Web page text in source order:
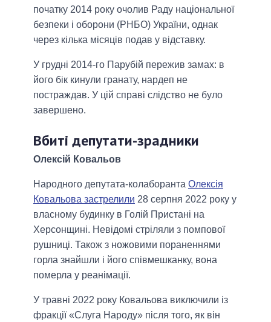
початку 2014 року очолив Раду національної
безпеки і оборони (РНБО) України, однак
через кілька місяців подав у відставку.
У грудні 2014-го Парубій пережив замах: в
його бік кинули гранату, нардеп не
постраждав. У цій справі слідство не було
завершено.
Вбиті депутати-зрадники
Олексій Ковальов
Народного депутата-колаборанта Олексія
Ковальова застрелили 28 серпня 2022 року у
власному будинку в Голій Пристані на
Херсонщині. Невідомі стріляли з помпової
рушниці. Також з ножовими пораненнями
горла знайшли і його співмешканку, вона
померла у реанімації.
У травні 2022 року Ковальова виключили із
фракції «Слуга Народу» після того, як він